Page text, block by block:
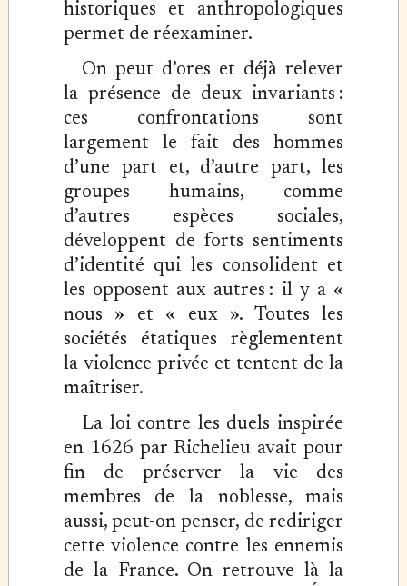
historiques et anthropologiques
permet de réexaminer.
On peut d’ores et déjà relever
la présence de deux invariants :
ces confrontations sont
largement le fait des hommes
d’une part et, d’autre part, les
groupes humains, comme
d’autres espèces sociales,
développent de forts sentiments
d’identité qui les consolident et
les opposent aux autres : il y a «
nous » et « eux ». Toutes les
sociétés étatiques règlementent
la violence privée et tentent de la
maîtriser.
La loi contre les duels inspirée
en 1626 par Richelieu avait pour
fin de préserver la vie des
membres de la noblesse, mais
aussi, peut-on penser, de rediriger
cette violence contre les ennemis
de la France. On retrouve là la